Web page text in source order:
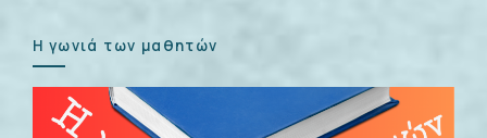
Η γωνιά των μαθητών